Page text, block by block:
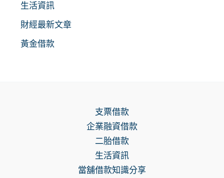
生活資訊
財經最新文章
黃金借款
支票借款
企業融資借款
二胎借款
生活資訊
當舖借款知識分享